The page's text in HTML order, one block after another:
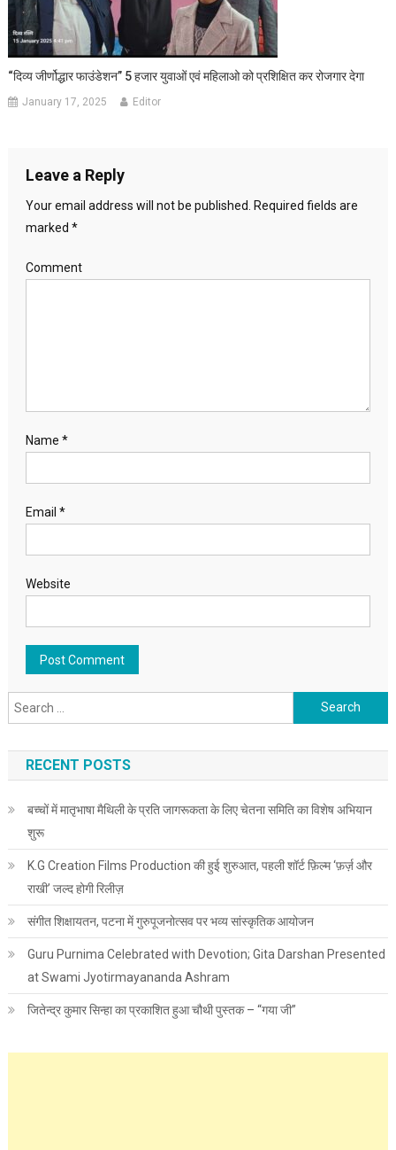
“दिव्य जीर्णोद्धार फाउंडेशन” 5 हजार युवाओं एवं महिलाओ को प्रशिक्षित कर रोजगार देगा
January 17, 2025 Editor
Leave a Reply
Your email address will not be published. Required fields are
marked *
Comment
Name *
Email *
Website
Search for:
RECENT POSTS
बच्चों में मातृभाषा मैथिली के प्रति जागरूकता के लिए चेतना समिति का विशेष अभियान
शुरू
K.G Creation Films Production की हुई शुरुआत, पहली शॉर्ट फ़िल्म ‘फ़र्ज़ और
राखी’ जल्द होगी रिलीज़
संगीत शिक्षायतन, पटना में गुरुपूजनोत्सव पर भव्य सांस्कृतिक आयोजन
Guru Purnima Celebrated with Devotion; Gita Darshan Presented
at Swami Jyotirmayananda Ashram
जितेन्द्र कुमार सिन्हा का प्रकाशित हुआ चौथी पुस्तक – “गया जी”